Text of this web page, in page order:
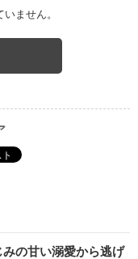
ません。
の甘い溺愛から逃げ